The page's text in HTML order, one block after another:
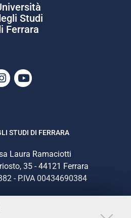
Studi
Ferrara
Instagram
Youtube
STUDI DI FERRARA
Laura Ramaciotti
35 - 44121 Ferrara
- P.IVA 00434690384